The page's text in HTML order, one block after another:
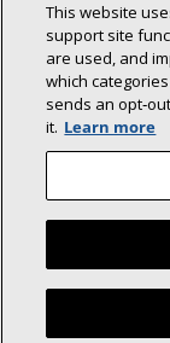
Newsroom
Conéctese con
©2026
Accessibility
This website
support site
are used, and
which
sends an
it. Learn more